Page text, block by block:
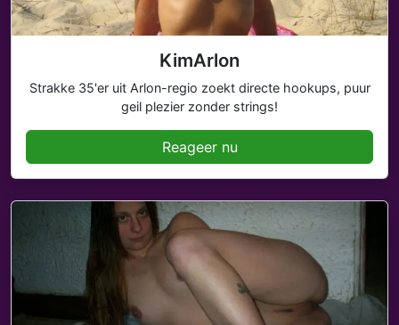
KimArlon
Strakke 35'er uit Arlon-regio zoekt directe hookups, puur
geil plezier zonder strings!
Reageer nu